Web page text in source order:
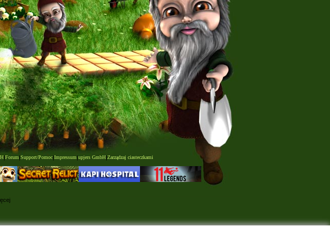
|Forum|Support/Pomoc|Impressum|upjers GmbH|Zarządzaj ciasteczkami